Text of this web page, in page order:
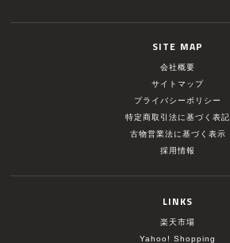
SITE MAP
会社概要
サイトマップ
プライバシーポリシー
特定商取引法に基づく表記
古物営業法に基づく表示
採用情報
LINKS
楽天市場
Yahoo! Shopping